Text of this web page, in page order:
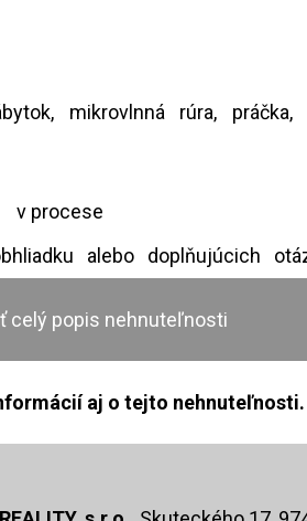
mikrovlnná rúra, práčka,
v procese
alebo doplňujúcich
celý popis nehnuteľnosti
aj o tejto nehnuteľnosti.